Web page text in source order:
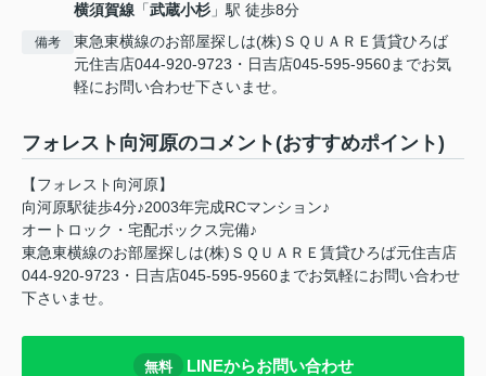
横須賀線 「武蔵小杉 」駅 徒歩8分
備考
東急東横線のお部屋探しは(株)ＳＱＵＡＲＥ賃貸ひろば
元住吉店044-920-9723・日吉店045-595-9560までお気
軽にお問い合わせ下さいませ。
フォレスト向河原のコメント(おすすめポイント)
【フォレスト向河原】
向河原駅徒歩4分♪2003年完成RCマンション♪
オートロック・宅配ボックス完備♪
東急東横線のお部屋探しは(株)ＳＱＵＡＲＥ賃貸ひろば元住吉店
044-920-9723・日吉店045-595-9560までお気軽にお問い合わせ
下さいませ。
無料 LINEからお問い合わせ